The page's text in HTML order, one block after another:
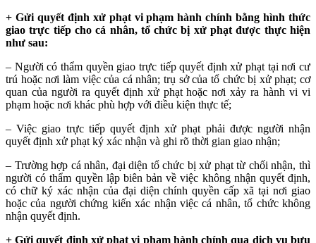
+ Gửi quyết định xử phạt vi phạm hành chính bằng hình thức
giao trực tiếp cho cá nhân, tổ chức bị xử phạt được thực hiện
như sau:
– Người có thẩm quyền giao trực tiếp quyết định xử phạt tại nơi cư
trú hoặc nơi làm việc của cá nhân; trụ sở của tổ chức bị xử phạt; cơ
quan của người ra quyết định xử phạt hoặc nơi xảy ra hành vi vi
phạm hoặc nơi khác phù hợp với điều kiện thực tế;
– Việc giao trực tiếp quyết định xử phạt phải được người nhận
quyết định xử phạt ký xác nhận và ghi rõ thời gian giao nhận;
– Trường hợp cá nhân, đại diện tổ chức bị xử phạt từ chối nhận, thì
người có thẩm quyền lập biên bản về việc không nhận quyết định,
có chữ ký xác nhận của đại diện chính quyền cấp xã tại nơi giao
hoặc của người chứng kiến xác nhận việc cá nhân, tổ chức không
nhận quyết định.
+ Gửi quyết định xử phạt vi phạm hành chính qua dịch vụ bưu